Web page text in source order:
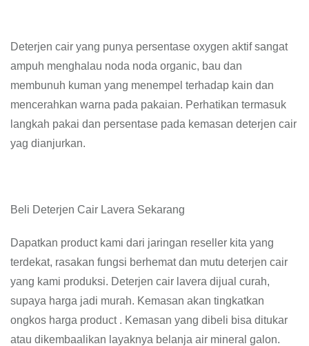
Deterjen cair yang punya persentase oxygen aktif sangat
ampuh menghalau noda noda organic, bau dan
membunuh kuman yang menempel terhadap kain dan
mencerahkan warna pada pakaian. Perhatikan termasuk
langkah pakai dan persentase pada kemasan deterjen cair
yag dianjurkan.
Beli Deterjen Cair Lavera Sekarang
Dapatkan product kami dari jaringan reseller kita yang
terdekat, rasakan fungsi berhemat dan mutu deterjen cair
yang kami produksi. Deterjen cair lavera dijual curah,
supaya harga jadi murah. Kemasan akan tingkatkan
ongkos harga product . Kemasan yang dibeli bisa ditukar
atau dikembaalikan layaknya belanja air mineral galon.